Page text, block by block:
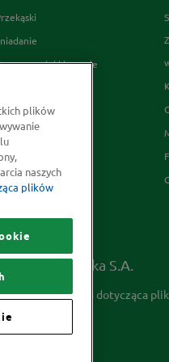
wypieki i napoje
Polska S.A.
Polityka dotycząca
plików
naszych
plików